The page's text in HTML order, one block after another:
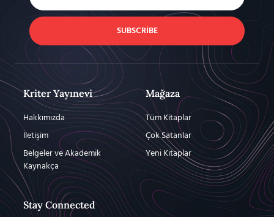
SUBSCRIBE
Kriter Yayınevi
Hakkımızda
İletişim
Belgeler ve Akademik
Kaynakça
Mağaza
Tüm Kitaplar
Çok Satanlar
Yeni Kitaplar
Stay Connected